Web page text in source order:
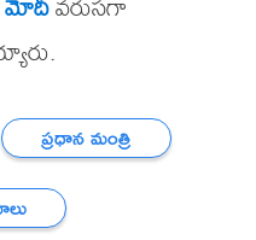
ప్రధాన మంత్రి